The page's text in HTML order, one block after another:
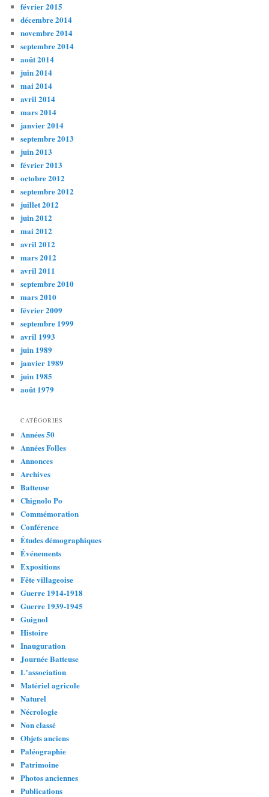
février 2015
décembre 2014
novembre 2014
septembre 2014
août 2014
juin 2014
mai 2014
avril 2014
mars 2014
janvier 2014
septembre 2013
juin 2013
février 2013
octobre 2012
septembre 2012
juillet 2012
juin 2012
mai 2012
avril 2012
mars 2012
avril 2011
septembre 2010
mars 2010
février 2009
septembre 1999
avril 1993
juin 1989
janvier 1989
juin 1985
août 1979
CATÉGORIES
Années 50
Années Folles
Annonces
Archives
Batteuse
Chignolo Po
Commémoration
Conférence
Études démographiques
Événements
Expositions
Fête villageoise
Guerre 1914-1918
Guerre 1939-1945
Guignol
Histoire
Inauguration
Journée Batteuse
L'association
Matériel agricole
Naturel
Nécrologie
Non classé
Objets anciens
Paléographie
Patrimoine
Photos anciennes
Publications